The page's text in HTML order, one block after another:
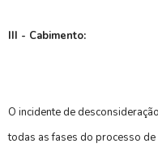
III - Cabimento:
O incidente de
todas as fases do processo